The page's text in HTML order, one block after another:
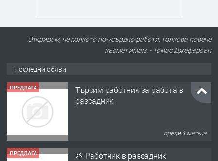
Откривам, че колкото по-усърдно работя, толкова повече
късмет имам. - Томас Джеферсън
Последни обяви
ПРЕДЛАГА
Търсим работник за работа в
разсадник
преди 4 месеца
ПРЕДЛАГА 🌱 Работник в разсадник